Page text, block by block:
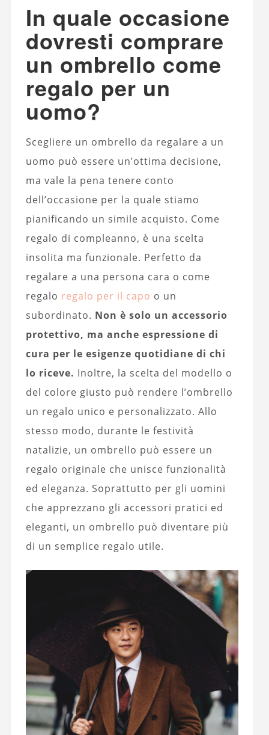
In quale occasione
dovresti comprare
un ombrello come
regalo per un
uomo?
Scegliere un ombrello da regalare a un
uomo può essere un’ottima decisione,
ma vale la pena tenere conto
dell’occasione per la quale stiamo
pianificando un simile acquisto. Come
regalo di compleanno, è una scelta
insolita ma funzionale. Perfetto da
regalare a una persona cara o come
regalo regalo per il capo o un
subordinato. Non è solo un accessorio
protettivo, ma anche espressione di
cura per le esigenze quotidiane di chi
lo riceve. Inoltre, la scelta del modello o
del colore giusto può rendere l’ombrello
un regalo unico e personalizzato. Allo
stesso modo, durante le festività
natalizie, un ombrello può essere un
regalo originale che unisce funzionalità
ed eleganza. Soprattutto per gli uomini
che apprezzano gli accessori pratici ed
eleganti, un ombrello può diventare più
di un semplice regalo utile.